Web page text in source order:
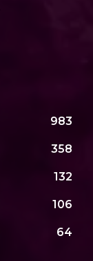
983
358
132
106
64